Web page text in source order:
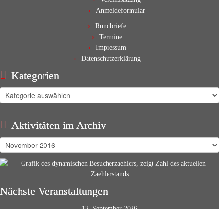
Anmeldeformular
Rundbriefe
Termine
Impressum
Datenschutzerklärung
Kategorien
Kategorien
Aktivitäten im Archiv
Aktivitäten
im
Archiv
Nächste Veranstaltungen